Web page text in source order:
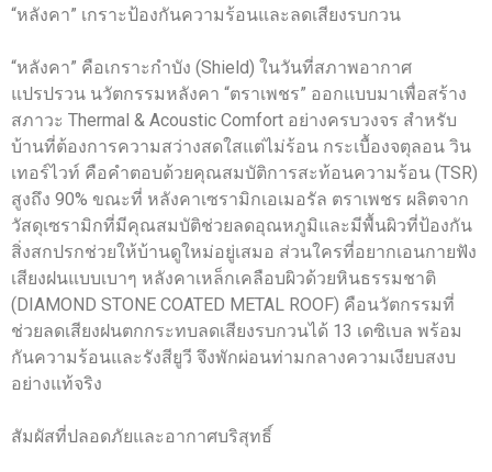
“หลังคา” เกราะป้องกันความร้อนและลดเสียงรบกวน
“หลังคา” คือเกราะกำบัง (Shield) ในวันที่สภาพอากาศ
แปรปรวน นวัตกรรมหลังคา “ตราเพชร” ออกแบบมาเพื่อสร้าง
สภาวะ Thermal & Acoustic Comfort อย่างครบวงจร สำหรับ
บ้านที่ต้องการความสว่างสดใสแต่ไม่ร้อน กระเบื้องจตุลอน วิน
เทอร์ไวท์ คือคำตอบด้วยคุณสมบัติการสะท้อนความร้อน (TSR)
สูงถึง 90% ขณะที่ หลังคาเซรามิกเอเมอรัล ตราเพชร ผลิตจาก
วัสดุเซรามิกที่มีคุณสมบัติช่วยลดอุณหภูมิและมีพื้นผิวที่ป้องกัน
สิ่งสกปรกช่วยให้บ้านดูใหม่อยู่เสมอ ส่วนใครที่อยากเอนกายฟัง
เสียงฝนแบบเบาๆ หลังคาเหล็กเคลือบผิวด้วยหินธรรมชาติ
(DIAMOND STONE COATED METAL ROOF) คือนวัตกรรมที่
ช่วยลดเสียงฝนตกกระทบลดเสียงรบกวนได้ 13 เดซิเบล พร้อม
กันความร้อนและรังสียูวี จึงพักผ่อนท่ามกลางความเงียบสงบ
อย่างแท้จริง
สัมผัสที่ปลอดภัยและอากาศบริสุทธิ์